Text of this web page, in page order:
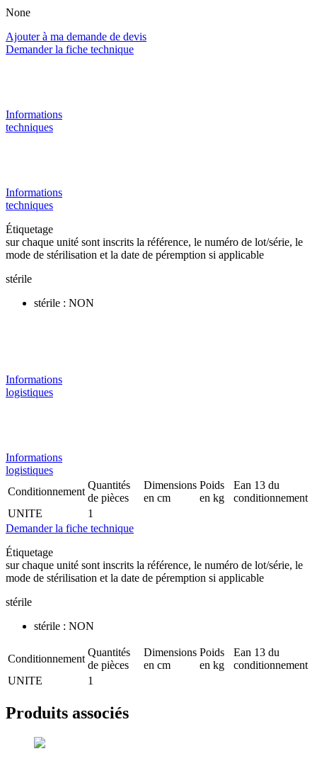
None
Ajouter à ma demande de devis
Demander la fiche technique
Informations
techniques
Informations
techniques
Étiquetage
sur chaque unité sont inscrits la référence, le numéro de lot/série, le
mode de stérilisation et la date de péremption si applicable
stérile
stérile : NON
Informations
logistiques
Informations
logistiques
Conditionnement
Quantités
de pièces
Dimensions
en cm
Poids
en kg
Ean 13 du
conditionnement
UNITE
1
Demander la fiche technique
Étiquetage
sur chaque unité sont inscrits la référence, le numéro de lot/série, le
mode de stérilisation et la date de péremption si applicable
stérile
stérile : NON
Conditionnement
Quantités
de pièces
Dimensions
en cm
Poids
en kg
Ean 13 du
conditionnement
UNITE
1
Produits associés